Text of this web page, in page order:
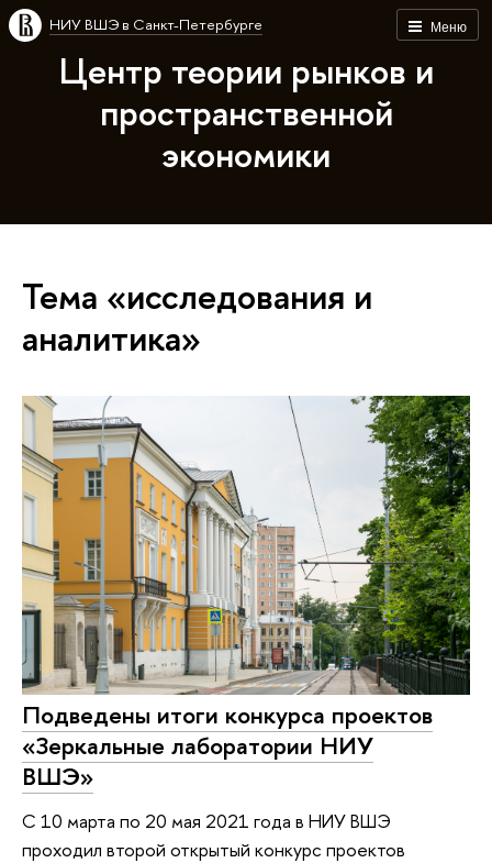
Меню
НИУ ВШЭ в Санкт-Петербурге
Центр теории рынков и
пространственной
экономики
Тема «исследования и
аналитика»
Подведены итоги конкурса проектов
«Зеркальные лаборатории НИУ
ВШЭ»
С 10 марта по 20 мая 2021 года в НИУ ВШЭ
проходил второй открытый конкурс проектов